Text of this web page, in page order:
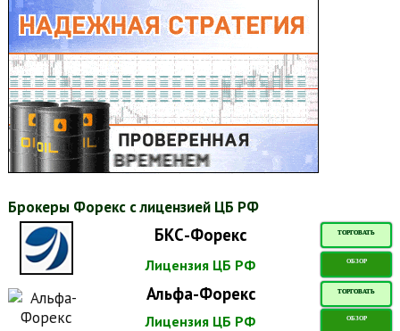
Брокеры Форекс с лицензией ЦБ РФ
БКС-Форекс ТОРГОВАТЬ
Лицензия ЦБ РФ ОБЗОР
Альфа-Форекс ТОРГОВАТЬ
Лицензия ЦБ РФ ОБЗОР